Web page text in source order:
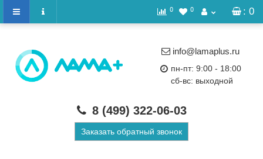
: 0
0 0
info@lamaplus.ru
пн-пт: 9:00 - 18:00
сб-вс: выходной
8 (499) 322-06-03
Заказать обратный звонок